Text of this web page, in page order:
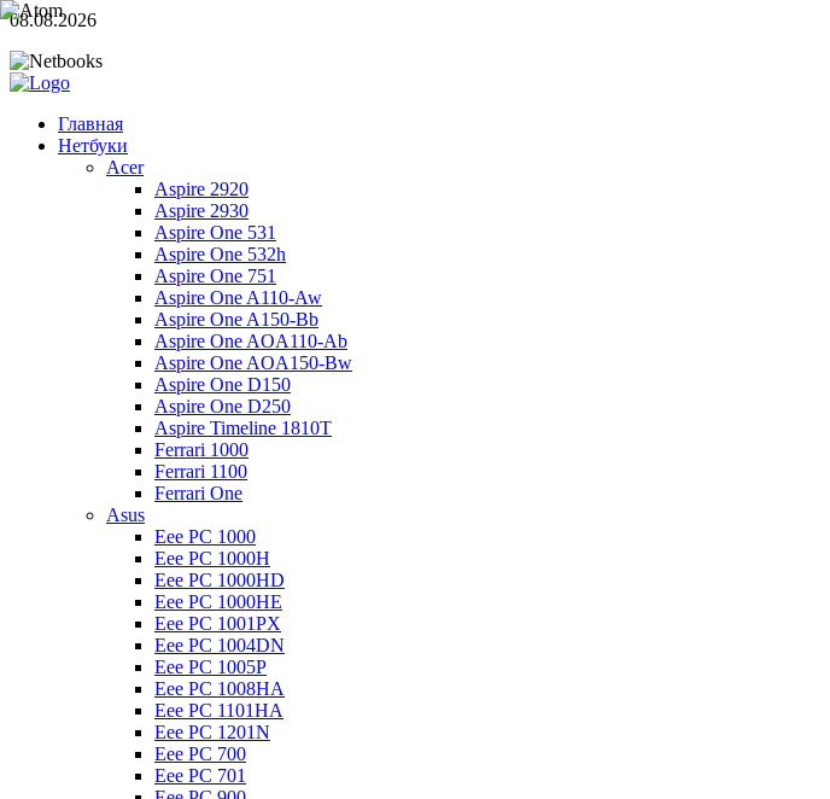
08.08.2026
Главная
Нетбуки
Acer
Aspire 2920
Aspire 2930
Aspire One 531
Aspire One 532h
Aspire One 751
Aspire One A110-Aw
Aspire One A150-Bb
Aspire One AOA110-Ab
Aspire One AOA150-Bw
Aspire One D150
Aspire One D250
Aspire Timeline 1810T
Ferrari 1000
Ferrari 1100
Ferrari One
Asus
Eee PC 1000
Eee PC 1000H
Eee PC 1000HD
Eee PC 1000HE
Eee PC 1001PX
Eee PC 1004DN
Eee PC 1005P
Eee PC 1008HA
Eee PC 1101HA
Eee PC 1201N
Eee PC 700
Eee PC 701